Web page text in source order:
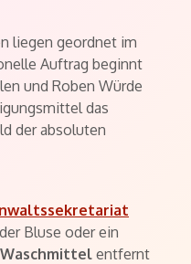
liegen geordnet im
Auftrag beginnt
und Roben Würde
das
der absoluten
Bluse oder ein
Waschmittel entfernt